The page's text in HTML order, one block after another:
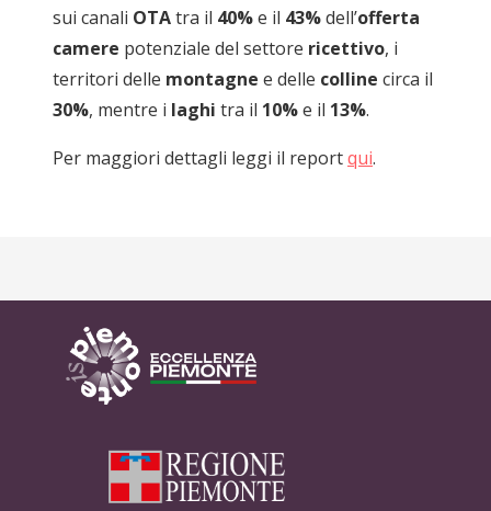
sui canali OTAtra il 40%e il 43%dell’offerta
camere potenziale del settore ricettivo, i
territori delle montagne e delle colline circa il
30%, mentre i laghi tra il 10%e il 13%.
Per maggiori dettagli leggi il reportqui.